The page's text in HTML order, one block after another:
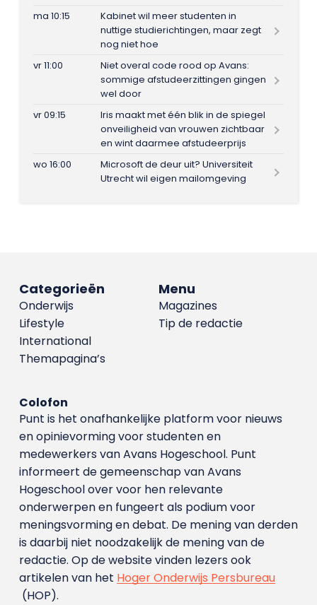
ma 10:15
Kabinet wil meer studenten in
nuttige studierichtingen, maar zegt
nog niet hoe
vr 11:00
Niet overal code rood op Avans:
sommige afstudeerzittingen gingen
wel door
vr 09:15
Iris maakt met één blik in de spiegel
onveiligheid van vrouwen zichtbaar
en wint daarmee afstudeerprijs
wo 16:00
Microsoft de deur uit? Universiteit
Utrecht wil eigen mailomgeving
Menu
Magazines
Tip de redactie
Categorieën
Onderwijs
Lifestyle
International
Themapagina’s
Colofon
Punt is het onafhankelijke platform voor nieuws
en opinievorming voor studenten en
medewerkers van Avans Hoge­school. Punt
informeert de gemeenschap van Avans
Hogeschool over voor hen relevante
onderwerpen en fungeert als podium voor
meningsvorming en debat. De mening van derden
is daarbij niet noodzakelijk de mening van de
redactie. Op de website vinden lezers ook
artikelen van het Hoger Onderwijs Persbureau
(HOP).